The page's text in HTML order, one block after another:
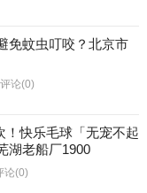
免蚊虫叮咬？北京市
评论(0)
！快乐毛球「无宠不起
湖老船厂1900
论(0)